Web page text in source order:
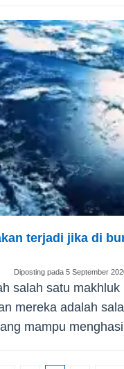
terjadi jika di
Diposting pada 5 September
salah satu makhluk
mereka adalah
mampu